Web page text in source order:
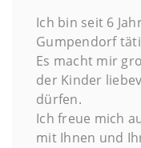
Ich bin seit 6
Gumpendorf
Es macht mir
der Kinder
dürfen.
Ich freue mich
mit Ihnen und